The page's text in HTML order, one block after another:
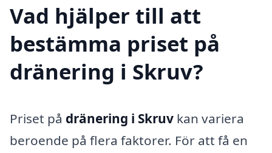
Vad hjälper till att
bestämma priset på
dränering i Skruv?
Priset på dränering i Skruv kan variera
beroende på flera faktorer. För att få en